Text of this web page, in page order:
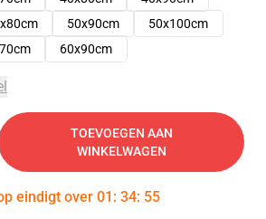
50x90cm
50x100cm
60x90cm
TOEVOEGEN AAN
WINKELWAGEN
eindigt over 01 : 34: 54